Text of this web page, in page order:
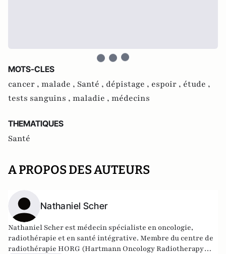
MOTS-CLES
cancer , malade , Santé , dépistage , espoir , étude ,
tests sanguins , maladie , médecins
THEMATIQUES
Santé
A PROPOS DES AUTEURS
Nathaniel Scher
Nathaniel Scher est médecin spécialiste en oncologie,
radiothérapie et en santé intégrative. Membre du centre de
radiothérapie HORG (Hartmann Oncology Radiotherapy